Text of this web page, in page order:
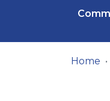
Home